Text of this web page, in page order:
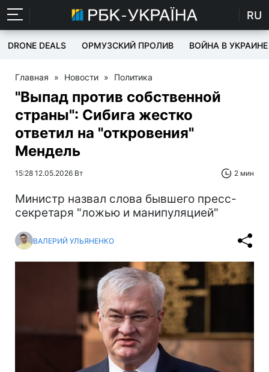
RU
DRONE DEALS ОРМУЗСКИЙ ПРОЛИВ ВОЙНА В УКРАИНЕ
Главная » Новости » Политика
"Выпад против собственной
страны": Сибига жестко
ответил на "откровения"
Мендель
15:28 12.05.2026 Вт 2 мин
Министр назвал слова бывшего пресс-
секретаря "ложью и манипуляцией"
ВАЛЕРИЙ УЛЬЯНЕНКО